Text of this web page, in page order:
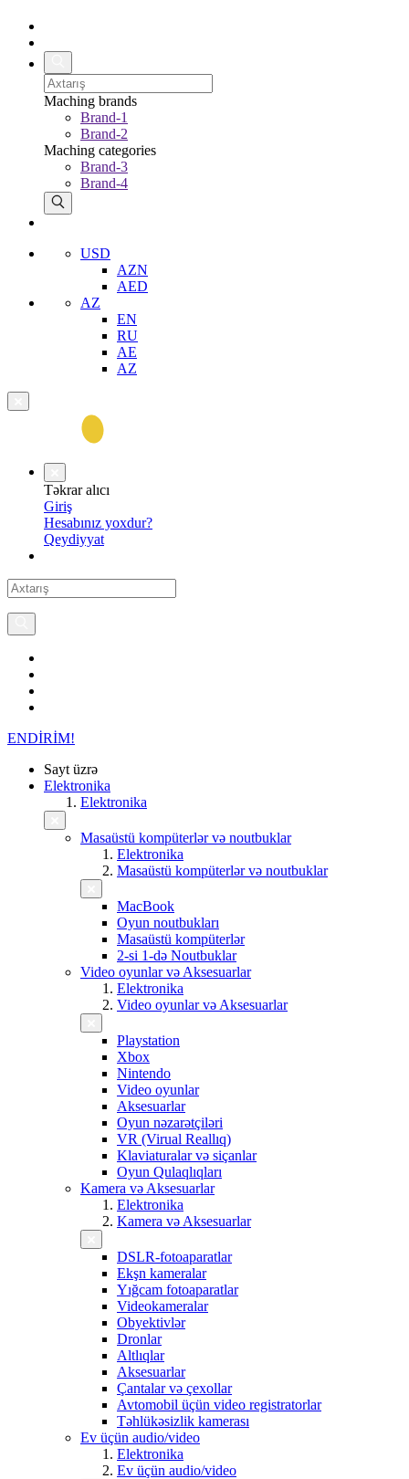
Maching brands
Brand-1
Brand-2
Maching categories
Brand-3
Brand-4
USD
AZN
AED
AZ
EN
RU
AE
AZ
Təkrar alıcı
Giriş
Hesabınız yoxdur?
Qeydiyyat
ENDİRİM!
Sayt üzrə
Elektronika
Elektronika
Masaüstü kompüterlər və noutbuklar
Elektronika
Masaüstü kompüterlər və noutbuklar
MacBook
Oyun noutbukları
Masaüstü kompüterlər
2-si 1-də Noutbuklar
Video oyunlar və Aksesuarlar
Elektronika
Video oyunlar və Aksesuarlar
Playstation
Xbox
Nintendo
Video oyunlar
Aksesuarlar
Oyun nəzarətçiləri
VR (Virual Reallıq)
Klaviaturalar və siçanlar
Oyun Qulaqlıqları
Kamera və Aksesuarlar
Elektronika
Kamera və Aksesuarlar
DSLR-fotoaparatlar
Ekşn kameralar
Yığcam fotoaparatlar
Videokameralar
Obyektivlər
Dronlar
Altlıqlar
Aksesuarlar
Çantalar və çexollar
Avtomobil üçün video registratorlar
Təhlükəsizlik kamerası
Ev üçün audio/video
Elektronika
Ev üçün audio/video